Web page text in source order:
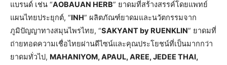
แบรนด์ เช่น “AOBAUAN HERB” ยาดมที่สร้างสรรค์โดยแพทย์
แผนไทยประยุกต์, “INH” ผลิตภัณฑ์ยาดมและนวัตกรรมจาก
ภูมิปัญญาทางสมุนไพรไทย, “SAKYANT by RUENKLIN” ยาดมที่
ถ่ายทอดความเชื่อไทยผ่านดีไซน์และคุณประโยชน์ที่เป็นมากกว่า
ยาดมทั่วไป, MAHANIYOM, APAUL, AREE, JEDEE THAI,